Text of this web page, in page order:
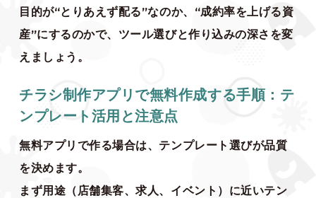
目的が“とりあえず配る”なのか、“成約率を上げる資
産”にするのかで、ツール選びと作り込みの深さを変
えましょう。
チラシ制作アプリで無料作成する手順：テ
ンプレート活用と注意点
無料アプリで作る場合は、テンプレート選びが品質
を決めます。
まず用途（店舗集客、求人、イベント）に近いテン